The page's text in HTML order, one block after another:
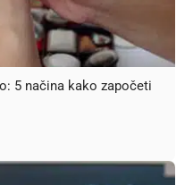
5 načina kako započeti